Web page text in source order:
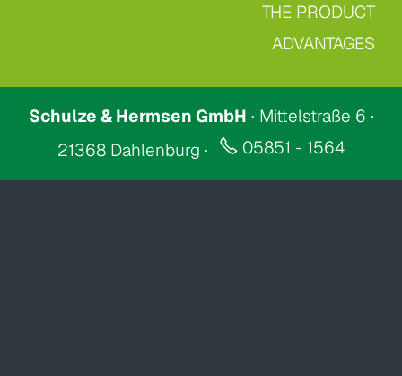
THE PRODUCT
ADVANTAGES
Schulze & Hermsen GmbH · Mittelstraße 6 ·
21368 Dahlenburg ·
05851 - 1564